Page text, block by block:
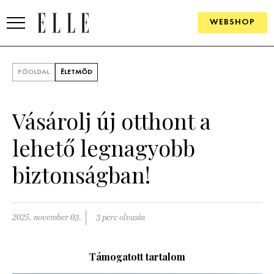
WEBSHOP
GOURMET AWARDS
SZÉPSÉG
KULTÚRA
PSZICHÉ
FŐOLDAL ÉLETMÓD
Vásárolj új otthont a
lehető legnagyobb
biztonságban!
2025. november 03. 3 perc olvasás
Támogatott tartalom